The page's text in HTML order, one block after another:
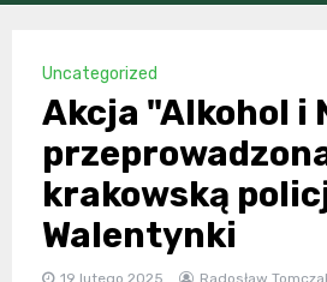
Uncategorized
Akcja "Alkohol i
krakowską
Walentynki
19 lutego 2025 Radosław